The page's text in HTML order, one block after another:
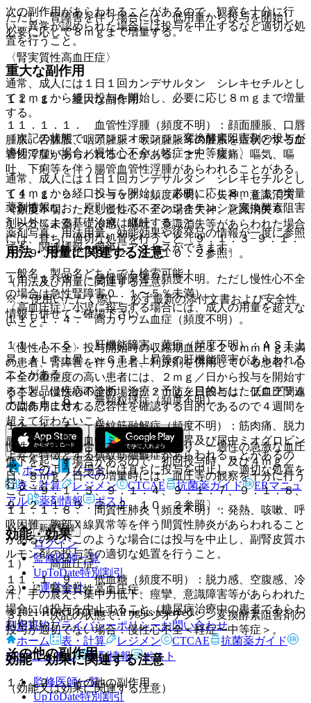
次の副作用があらわれることがあるので、観察を十分に行
い、異常が認められた場合には投与を中止するなど適切な処
置を行うこと。
重大な副作用
１１．１． 重大な副作用
１１．１．１． 血管性浮腫（頻度不明）：顔面腫脹、口唇
腫脹、舌腫脹、咽頭腫脹・喉頭腫脹等の腫脹を症状とする血
管性浮腫があらわれることがある。また、腹痛、嘔気、嘔
吐、下痢等を伴う腸管血管性浮腫があらわれることがある。
１１．１．２． ショック（頻度不明）、失神、意識消失
（頻度不明。ただし慢性心不全の場合失神、意識消失０．
１〜５％未満）：冷感、嘔吐、意識消失等があらわれた場合
には、直ちに適切な処置を行うこと〔９．１．３−９．１．
８、９．２．１、９．２．２、１０．２参照〕。
１１．１．３． 急性腎障害（頻度不明。ただし慢性心不全
の場合は急性腎障害０．１〜５％未満）。
１１．１．４． 高カリウム血症（頻度不明）。
１１．１．５． 肝機能障害、黄疸（頻度不明）：ＡＳＴ上
昇、ＡＬＴ上昇、γ−ＧＴＰ上昇等の肝機能障害があらわれる
ことがある。
１１．１．６． 無顆粒球症（頻度不明）。
１１．１．７． 横紋筋融解症（頻度不明）：筋肉痛、脱力
感、ＣＫ上昇、血中ミオグロビン上昇及び尿中ミオグロビン
上昇を特徴とする横紋筋融解症があらわれることがあるの
で、このような場合には直ちに投与を中止し、適切な処置を
行うこと。
１１．１．８． 間質性肺炎（頻度不明）：発熱、咳嗽、呼
吸困難、胸部Ｘ線異常等を伴う間質性肺炎があらわれること
があるので、このような場合には投与を中止し、副腎皮質ホ
ルモン剤の投与等の適切な処置を行うこと。
１１．１．９． 低血糖（頻度不明）：脱力感、空腹感、冷
汗、手の震え、集中力低下、痙攣、意識障害等があらわれた
場合には投与を中止すること（糖尿病治療中の患者であらわ
れやすい）。
その他の副作用
１１．２． その他の副作用
ただし、腎障害を伴う場合には、低用量から投与を開始し、
必要に応じて８ｍｇまで増量する。
〈腎実質性高血圧症〉
通常、成人には１日１回カンデサルタン シレキセチルとし
て２ｍｇから経口投与を開始し、必要に応じ８ｍｇまで増量
する。
〈次記の状態で、アンジオテンシン変換酵素阻害剤の投与が
適切でない場合／慢性心不全（軽症〜中等症）〉
通常、成人には１日１回カンデサルタン シレキセチルとし
て４ｍｇから経口投与を開始し、必要に応じ８ｍｇまで増量
できる。なお、原則として、アンジオテンシン変換酵素阻害
剤以外による基礎治療は継続すること。
用法・用量に関連する注意
（用法及び用量に関連する注意）
〈高血圧症〉小児に投与する場合には、成人の用量を超えな
いこと。
〈慢性心不全〉投与開始時の収縮期血圧１２０ｍｍＨｇ未満
の患者、腎障害を伴う患者、利尿剤を併用している患者、心
不全の重症度の高い患者には、２ｍｇ／日から投与を開始す
ること。慢性心不全の場合、２ｍｇ／日投与は、低血圧関連
の副作用に対する忍容性を確認する目的であるので４週間を
超えて行わないこと。
慢性心不全の場合、本剤の投与により、一過性の急激な血圧
低下を起こす場合があるので、初回投与時、及び４ｍｇ／
日、８ｍｇ／日への増量時には、血圧等の観察を十分に行う
こと〔９．１．３、９．１．４、９．１．７、９．１．８、
９．２．１、９．２．２、１０．２参照〕。
効能・効果
１）． 高血圧症。
２）． 腎実質性高血圧症。
３）． 次記の状態で、アンジオテンシン変換酵素阻害剤の
投与が適切でない場合：慢性心不全＜軽症〜中等症＞。
効能・効果に関連する注意
（効能又は効果に関連する注意）
薬剤情報
薬剤写真、用法用量、効能効果や後発品の情報が一度に参照
でき、関連情報へ簡単にアクセスができます。
一般名、製品名どちらでも検索可能！
※ ご使用いただく際に、必ず最新の添付文書および安全性
情報も併せてご確認下さい。
※本製品は疾病の診断・治療・予防を目的としたプログラム
ではありません。
ホーム
ノート
表・計算
レジメン CTCAE 抗菌薬ガイド
ERマニュ
アル
薬剤情報 ポスト
新規登録
ログイン
監修医師一覧
UpToDate特別割引
運営会社
© 2021 HOKUTO Inc. All rights reserved.
利用規約プライバシーポリシーお問い合わせ
ホーム
表・計算 レジメン CTCAE
抗菌薬ガイド
ERマニュアル
薬剤情報 ポスト
監修医師一覧
UpToDate特別割引